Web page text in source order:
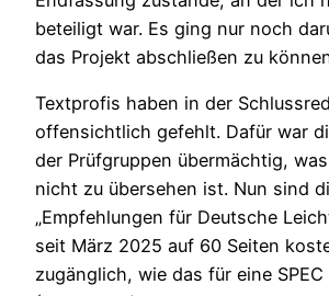
beteiligt war. Es ging nur noch
das Projekt abschließen zu
Textprofis haben in der
offensichtlich gefehlt. Dafür war
der Prüfgruppen übermächtig,
nicht zu übersehen ist. Nun sind
„Empfehlungen für Deutsche
seit März 2025 auf 60 Seiten
zugänglich, wie das für eine